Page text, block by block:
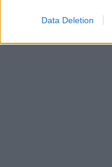
Data Deletion
In evidenza